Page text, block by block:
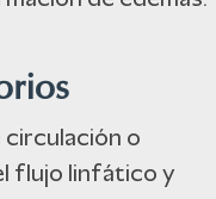
circulación o
flujo linfático y